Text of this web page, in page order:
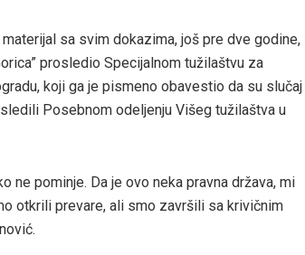
sa svim dokazima, još pre dve godine,
prosledio Specijalnom tužilaštvu za
koji ga je pismeno obavestio da su slučaj
Posebnom odeljenju Višeg tužilaštva u
ne pominje. Da je ovo neka pravna država, mi
otkrili prevare, ali smo završili sa krivičnim